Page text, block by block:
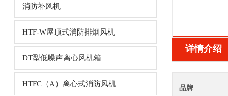
消防补风机
HTF-W屋顶式消防排烟风机
DT型低噪声离心风机箱
HTFC（A）离心式消防风机
详情介绍
品牌